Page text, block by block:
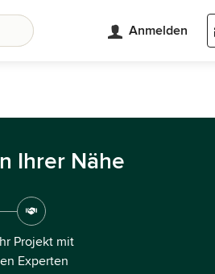
Anmelden
Ihrer Nähe
Projekt mit
Experten